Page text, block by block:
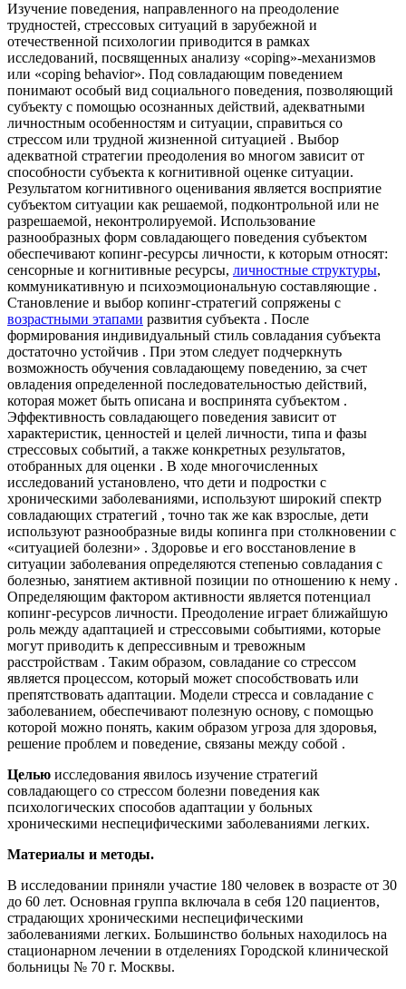
Изучение поведения, направленного на преодоление
трудностей, стрессовых ситуаций в зарубежной и
отечественной психологии приводится в рамках
исследований, посвященных анализу «coping»-механизмов
или «coping behavior». Под совладающим поведением
понимают особый вид социального поведения, позволяющий
субъекту с помощью осознанных действий, адекватными
личностным особенностям и ситуации, справиться со
стрессом или трудной жизненной ситуацией . Выбор
адекватной стратегии преодоления во многом зависит от
способности субъекта к когнитивной оценке ситуации.
Результатом когнитивного оценивания является восприятие
субъектом ситуации как решаемой, подконтрольной или не
разрешаемой, неконтролируемой. Использование
разнообразных форм совладающего поведения субъектом
обеспечивают копинг-ресурсы личности, к которым относят:
сенсорные и когнитивные ресурсы, личностные структуры,
коммуникативную и психоэмоциональную составляющие .
Становление и выбор копинг-стратегий сопряжены с
возрастными этапами развития субъекта . После
формирования индивидуальный стиль совладания субъекта
достаточно устойчив . При этом следует подчеркнуть
возможность обучения совладающему поведению, за счет
овладения определенной последовательностью действий,
которая может быть описана и воспринята субъектом .
Эффективность совладающего поведения зависит от
характеристик, ценностей и целей личности, типа и фазы
стрессовых событий, а также конкретных результатов,
отобранных для оценки . В ходе многочисленных
исследований установлено, что дети и подростки с
хроническими заболеваниями, используют широкий спектр
совладающих стратегий , точно так же как взрослые, дети
используют разнообразные виды копинга при столкновении с
«ситуацией болезни» . Здоровье и его восстановление в
ситуации заболевания определяются степенью совладания с
болезнью, занятием активной позиции по отношению к нему .
Определяющим фактором активности является потенциал
копинг-ресурсов личности. Преодоление играет ближайшую
роль между адаптацией и стрессовыми событиями, которые
могут приводить к депрессивным и тревожным
расстройствам . Таким образом, совладание со стрессом
является процессом, который может способствовать или
препятствовать адаптации. Модели стресса и совладание с
заболеванием, обеспечивают полезную основу, с помощью
которой можно понять, каким образом угроза для здоровья,
решение проблем и поведение, связаны между собой .
Целью исследования явилось изучение стратегий
совладающего со стрессом болезни поведения как
психологических способов адаптации у больных
хроническими неспецифическими заболеваниями легких.
Материалы и методы.
В исследовании приняли участие 180 человек в возрасте от 30
до 60 лет. Основная группа включала в себя 120 пациентов,
страдающих хроническими неспецифическими
заболеваниями легких. Большинство больных находилось на
стационарном лечении в отделениях Городской клинической
больницы № 70 г. Москвы.